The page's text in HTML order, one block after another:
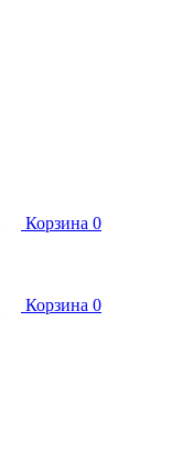
Корзина 0
Корзина 0